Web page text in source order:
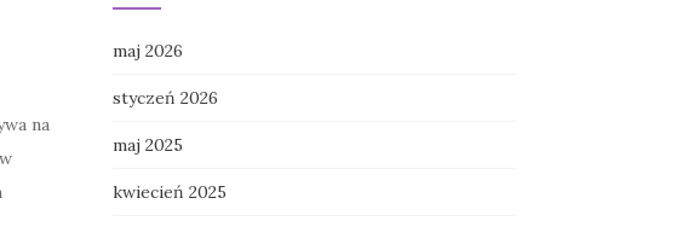
na
maj 2026
styczeń 2026
maj 2025
kwiecień 2025